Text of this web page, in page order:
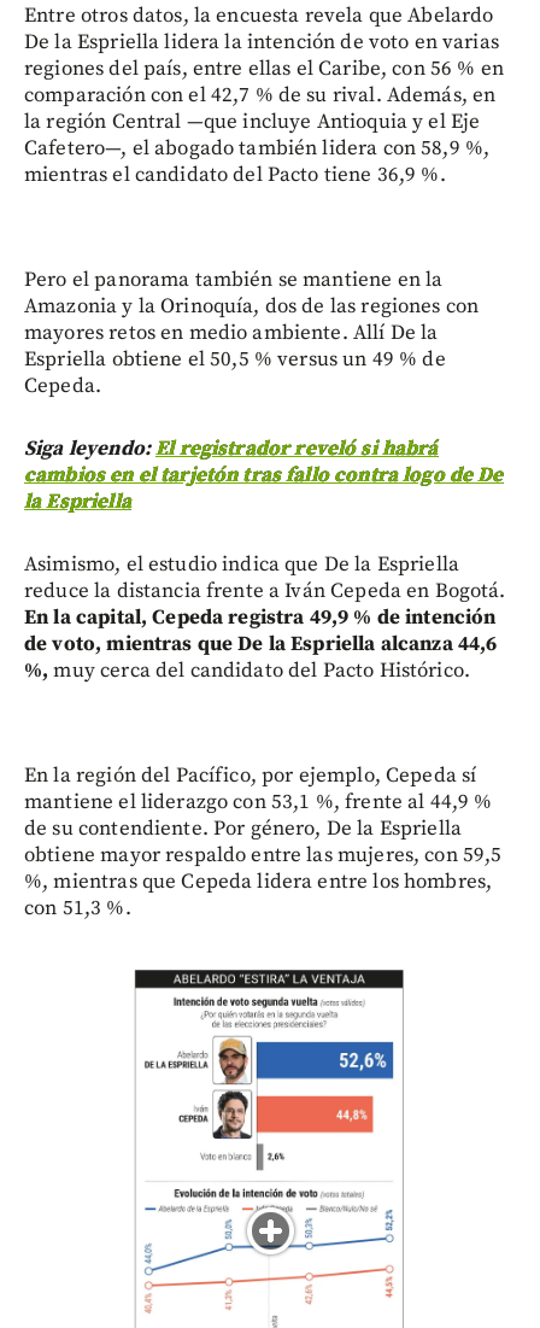
Entre otros datos, la encuesta revela que Abelardo
De la Espriella lidera la intención de voto en varias
regiones del país, entre ellas el Caribe, con 56 % en
comparación con el 42,7 % de su rival. Además, en
la región Central —que incluye Antioquia y el Eje
Cafetero—, el abogado también lidera con 58,9 %,
mientras el candidato del Pacto tiene 36,9 %.
Pero el panorama también se mantiene en la
Amazonia y la Orinoquía, dos de las regiones con
mayores retos en medio ambiente. Allí De la
Espriella obtiene el 50,5 % versus un 49 % de
Cepeda.
Siga leyendo:El registrador reveló si habrá
cambios en el tarjetón tras fallo contra logo de De
la Espriella
Asimismo, el estudio indica que De la Espriella
reduce la distancia frente a Iván Cepeda en Bogotá.
En la capital, Cepeda registra 49,9 % de intención
de voto, mientras que De la Espriella alcanza 44,6
%, muy cerca del candidato del Pacto Histórico.
En la región del Pacífico, por ejemplo, Cepeda sí
mantiene el liderazgo con 53,1 %, frente al 44,9 %
de su contendiente. Por género, De la Espriella
obtiene mayor respaldo entre las mujeres, con 59,5
%, mientras que Cepeda lidera entre los hombres,
con 51,3 %.